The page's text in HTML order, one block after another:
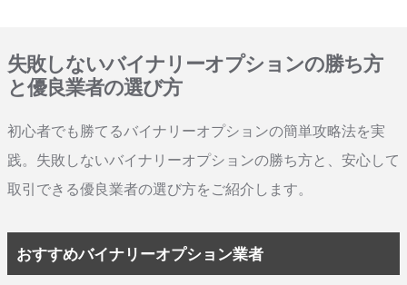
失敗しないバイナリーオプションの勝ち方
と優良業者の選び方
初心者でも勝てるバイナリーオプションの簡単攻略法を実
践。失敗しないバイナリーオプションの勝ち方と、安心して
取引できる優良業者の選び方をご紹介します。
おすすめバイナリーオプション業者